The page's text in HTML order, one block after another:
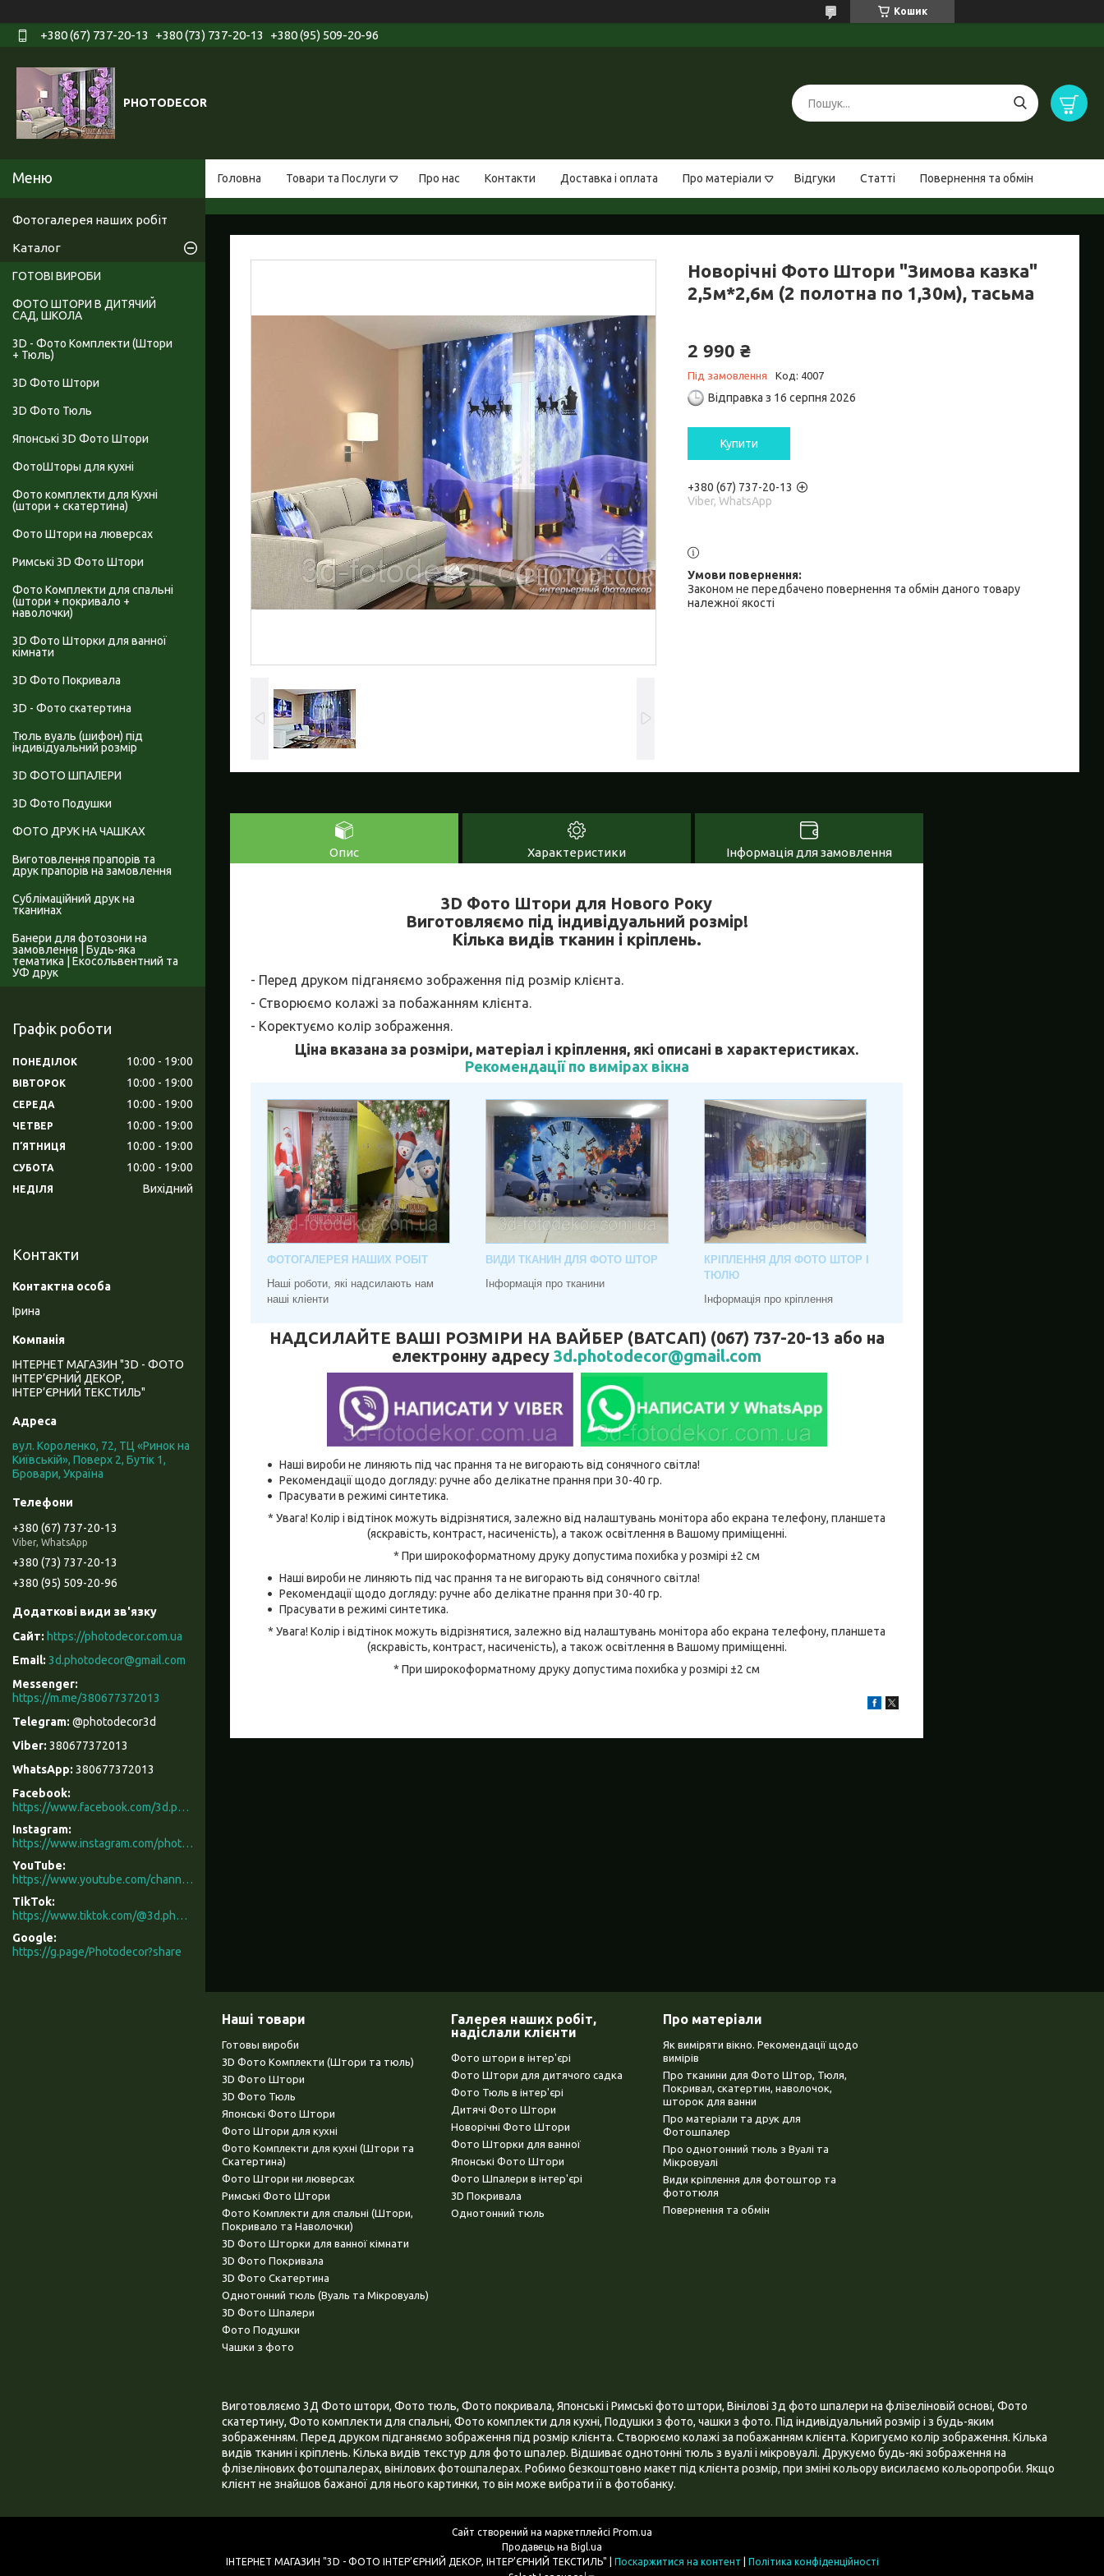
Кошик
+380 (67) 737-20-13 +380 (73) 737-20-13 +380 (95) 509-20-96
PHOTODECOR
Головна Товари та Послуги Про нас Контакти Доставка і оплата Про матеріали Відгуки Статті Повернення та обмін
Новорічні Фото Штори "Зимова казка"
2,5м*2,6м (2 полотна по 1,30м), тасьма
2 990 ₴
Під замовлення Код: 4007
Відправка з 16 серпня 2026
Купити
+380 (67) 737-20-13
Viber, WhatsApp
Законом не передбачено повернення та обмін даного товару
належної якості
Опис Характеристики Інформація для замовлення
3D Фото Штори для Нового Року
Виготовляємо під індивідуальний розмір!
Кілька видів тканин і кріплень.
- Перед друком підганяємо зображення під розмір клієнта.
- Створюємо колажі за побажанням клієнта.
- Коректуємо колір зображення.
Ціна вказана за розміри, матеріал і кріплення, які описані в характеристиках.
Рекомендації по вимірах вікна
ФОТОГАЛЕРЕЯ НАШИХ РОБІТ
Наші роботи, які надсилають нам
наші кліенти
ВИДИ ТКАНИН ДЛЯ ФОТО ШТОР
Інформація про тканини
КРІПЛЕННЯ ДЛЯ ФОТО ШТОР І
ТЮЛЮ
Інформація про кріплення
НАДСИЛАЙТЕ ВАШІ РОЗМІРИ НА ВАЙБЕР (ВАТСАП) (067) 737-20-13 або на
електронну адресу 3d.photodecor@gmail.com
Наші вироби не линяють під час прання та не вигорають від сонячного світла!
Рекомендації щодо догляду: ручне або делікатне прання при 30-40 гр.
Прасувати в режимі синтетика.
* Увага! Колір і відтінок можуть відрізнятися, залежно від налаштувань монітора або екрана телефону, планшета
(яскравість, контраст, насиченість), а також освітлення в Вашому приміщенні.
* При широкоформатному друку допустима похибка у розмірі ±2 см
Наші вироби не линяють під час прання та не вигорають від сонячного світла!
Рекомендації щодо догляду: ручне або делікатне прання при 30-40 гр.
Прасувати в режимі синтетика.
* Увага! Колір і відтінок можуть відрізнятися, залежно від налаштувань монітора або екрана телефону, планшета
(яскравість, контраст, насиченість), а також освітлення в Вашому приміщенні.
* При широкоформатному друку допустима похибка у розмірі ±2 см
Фотогалерея наших робіт
Каталог
ГОТОВІ ВИРОБИ
ФОТО ШТОРИ В ДИТЯЧИЙ
САД, ШКОЛА
3D - Фото Комплекти (Штори
+ Тюль)
3D Фото Штори
3D Фото Тюль
Японські 3D Фото Штори
ФотоШторы для кухні
Фото комплекти для Кухні
(штори + скатертина)
Фото Штори на люверсах
Римські 3D Фото Штори
Фото Комплекти для спальні
(штори + покривало +
наволочки)
3D Фото Шторки для ванної
кімнати
3D Фото Покривала
3D - Фото скатертина
Тюль вуаль (шифон) під
індивідуальний розмір
3D ФОТО ШПАЛЕРИ
3D Фото Подушки
ФОТО ДРУК НА ЧАШКАХ
Виготовлення прапорів та
друк прапорів на замовлення
Сублімаційний друк на
тканинах
Банери для фотозони на
замовлення | Будь-яка
тематика | Екосольвентний та
УФ друк
Графік роботи
ПОНЕДІЛОК 10:00 19:00
ВІВТОРОК 10:00 19:00
СЕРЕДА 10:00 19:00
ЧЕТВЕР 10:00 19:00
ПʼЯТНИЦЯ 10:00 19:00
СУБОТА 10:00 19:00
НЕДІЛЯ Вихідний
Контакти
Ірина
ІНТЕРНЕТ МАГАЗИН "3D - ФОТО
ІНТЕР’ЄРНИЙ ДЕКОР,
ІНТЕР’ЄРНИЙ ТЕКСТИЛЬ"
вул. Короленко, 72, ТЦ «Ринок на
Київській», Поверх 2, Бутік 1,
Бровари, Україна
+380 (67) 737-20-13
Viber, WhatsApp
+380 (73) 737-20-13
+380 (95) 509-20-96
https://photodecor.com.ua
3d.photodecor@gmail.com
https://m.me/380677372013
@photodecor3d
380677372013
380677372013
Facebook
https://www.facebook.com/3d.photodecor/
Instagram
https://www.instagram.com/photodecor.com.ua/
YouTube
https://www.youtube.com/channel/UCXCUerfqRY1Pw7-IptdbqyA/videos
TikTok
https://www.tiktok.com/@3d.photodecor?is_from_webapp=1&sender_device=pc
Google
https://g.page/Photodecor?share
Наші товари
Готовы вироби
3D Фото Комплекти (Штори та тюль)
3D Фото Штори
3D Фото Тюль
Японські Фото Штори
Фото Штори для кухні
Фото Комплекти для кухні (Штори та
Скатертина)
Фото Штори ни люверсах
Римські Фото Штори
Фото Комплекти для спальні (Штори,
Покривало та Наволочки)
3D Фото Шторки для ванної кімнати
3D Фото Покривала
3D Фото Скатертина
Однотонний тюль (Вуаль та Мікровуаль)
3D Фото Шпалери
Фото Подушки
Чашки з фото
Галерея наших робіт,
надіслали клієнти
Фото штори в інтер'єрі
Фото Штори для дитячого садка
Фото Тюль в інтер'єрі
Дитячі Фото Штори
Новорічні Фото Штори
Фото Шторки для ванної
Японські Фото Штори
Фото Шпалери в інтер'єрі
3D Покривала
Однотонний тюль
Про матеріали
Як виміряти вікно. Рекомендації щодо
вимірів
Про тканини для Фото Штор, Тюля,
Покривал, скатертин, наволочок,
шторок для ванни
Про матеріали та друк для
Фотошпалер
Про однотонний тюль з Вуалі та
Мікровуалі
Види кріплення для фотоштор та
фототюля
Повернення та обмін
Виготовляємо 3Д Фото штори, Фото тюль, Фото покривала, Японські і Римські фото штори, Вінілові 3д фото шпалери на флізеліновій основі, Фото
скатертину, Фото комплекти для спальні, Фото комплекти для кухні, Подушки з фото, чашки з фото. Під індивідуальний розмір і з будь-яким
зображенням. Перед друком підганяємо зображення під розмір клієнта. Створюємо колажі за побажанням клієнта. Коригуємо колір зображення. Кілька
видів тканин і кріплень. Кілька видів текстур для фото шпалер. Відшиває однотонні тюль з вуалі і мікровуалі. Друкуємо будь-які зображення на
флізелінових фотошпалерах, вінілових фотошпалерах. Робимо безкоштовно макет під клієнта розмір, при зміні кольору висилаємо кольоропроби. Якщо
клієнт не знайшов бажаної для нього картинки, то він може вибрати її в фотобанку.
Сайт створений на маркетплейсі Prom.ua
Продавець на Bigl.ua
Поскаржитися на контент
Політика конфіденційності